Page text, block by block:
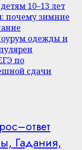
10–13 лет
почему зимние
одежды и
по
сдачи
Гадания,